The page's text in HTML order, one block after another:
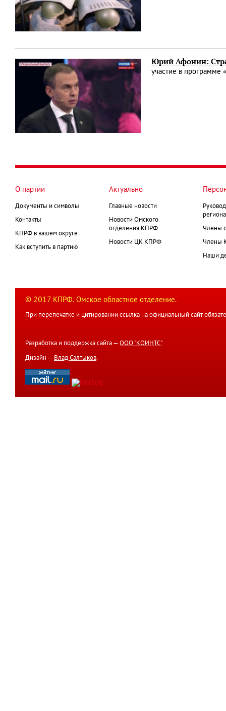
Юрий Афонин:
участие в программе
О партии
Документы и символы
Контакты
КПРФ в вашем округе
Как вступить в партию
Актуально
Главные новости
Новости Омского
отделения КПРФ
Новости ЦК КПРФ
Члены
Члены
Наши
© 2017 КПРФ. Омское областное отделение.
При перепечатке и цитировании ссылка на официальный сайт
Разработка и поддержка сайта — ООО "КОИНТС".
Дизайн — Влад Салтыков.